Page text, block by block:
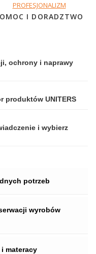
PROFESJONALIZM
I DORADZTWO
ochrony i naprawy
produktów UNITERS
i wybierz
potrzeb
wyrobów
materacy